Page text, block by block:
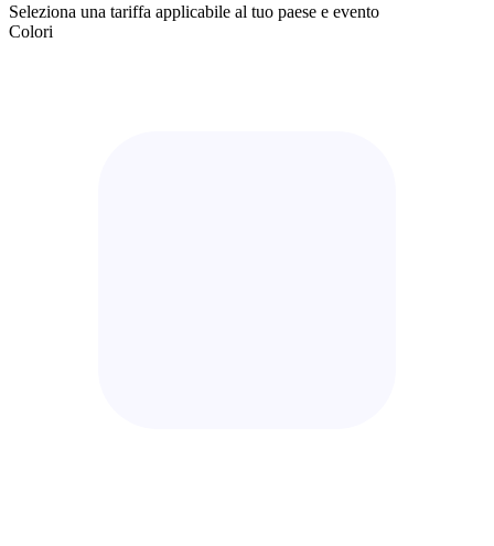
Seleziona una tariffa applicabile al tuo paese e evento
Colori